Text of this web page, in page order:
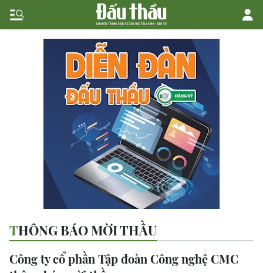
THÔNG BÁO MỜI THẦU
Công ty cổ phần Tập đoàn Công nghệ CMC